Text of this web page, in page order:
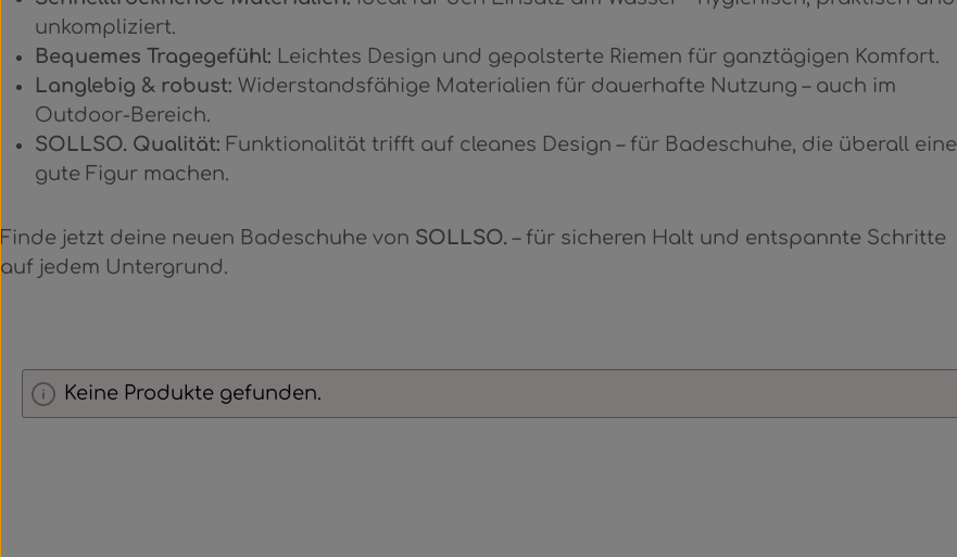
unkompliziert.
Bequemes Tragegefühl: Leichtes Design und gepolsterte Riemen für ganztägigen Komfort.
Langlebig & robust: Widerstandsfähige Materialien für dauerhafte Nutzung – auch im
Outdoor-Bereich.
SOLLSO. Qualität: Funktionalität trifft auf cleanes Design – für Badeschuhe, die überall eine
gute Figur machen.
Finde jetzt deine neuen Badeschuhe von SOLLSO. – für sicheren Halt und entspannte Schritte
auf jedem Untergrund.
Keine Produkte gefunden.